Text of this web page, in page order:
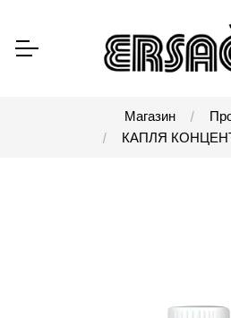
Магазин
КАПЛЯ